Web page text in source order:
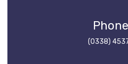
Phone
(0338)